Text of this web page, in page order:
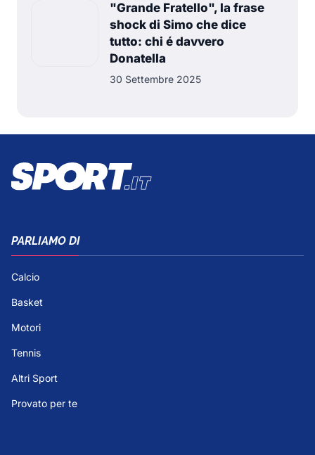
"Grande Fratello", la frase
shock di Simo che dice
tutto: chi é davvero
Donatella
30 Settembre 2025
PARLIAMO DI
Calcio
Basket
Motori
Tennis
Altri Sport
Provato per te